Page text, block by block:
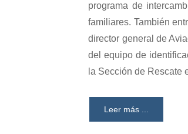
programa de
familiares. También
director general de
del equipo de
la Sección de Rescate
Leer más ...